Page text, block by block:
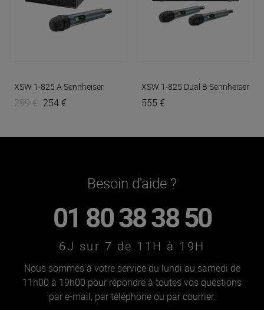
XSW 1-825 ASennheiser
299 € 254 €
XSW 1-825 Dual B Sennheiser
555 €
Besoin d'aide ?
01 80 38 38 50
6J sur 7 de 11H à 19H
Nous sommes à votre service du lundi au samedi de
11h00 à 19h00 pour répondre à toutes vos questions
par e-mail, par téléphone ou par courrier.